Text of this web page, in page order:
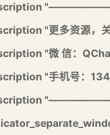
"更多资源，
"微 信：
"手机号：